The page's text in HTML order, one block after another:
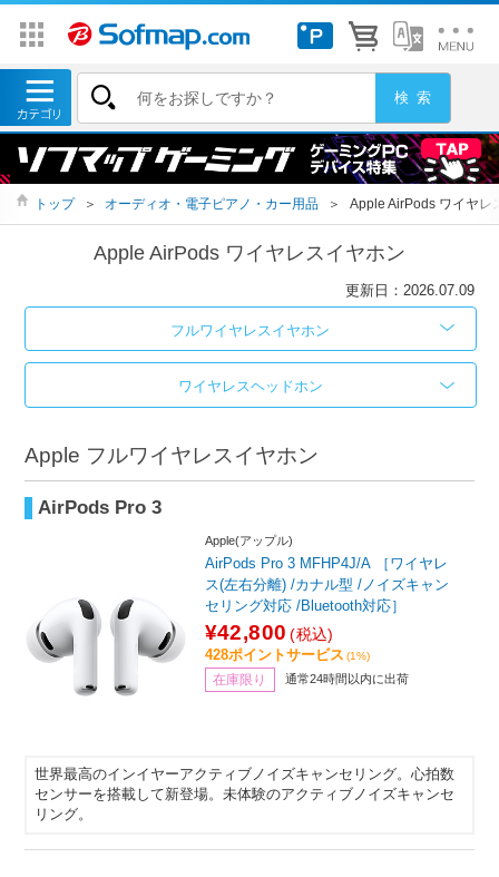
トップ ＞ オーディオ・電子ピアノ・カー用品 ＞ Apple AirPods ワイヤレ
Apple AirPods ワイヤレスイヤホン
更新日：2026.07.09
フルワイヤレスイヤホン
ワイヤレスヘッドホン
Apple フルワイヤレスイヤホン
AirPods Pro 3
Apple(アップル)
AirPods Pro 3 MFHP4J/A ［ワイヤレ
ス(左右分離) /カナル型 /ノイズキャン
セリング対応 /Bluetooth対応］
¥42,800 (税込)
428ポイントサービス (1%)
在庫限り 通常24時間以内に出荷
世界最高のインイヤーアクティブノイズキャンセリング。心拍数
センサーを搭載して新登場。未体験のアクティブノイズキャンセ
リング。